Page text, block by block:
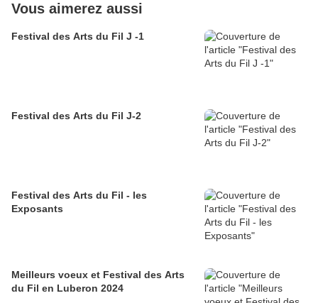
Vous aimerez aussi
Festival des Arts du Fil J -1
Festival des Arts du Fil J-2
Festival des Arts du Fil - les
Exposants
Meilleurs voeux et Festival des Arts
du Fil en Luberon 2024